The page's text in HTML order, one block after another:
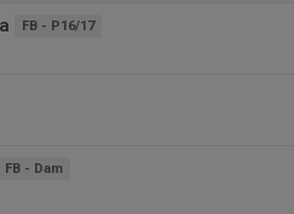
FB - P16/17
FB - Dam